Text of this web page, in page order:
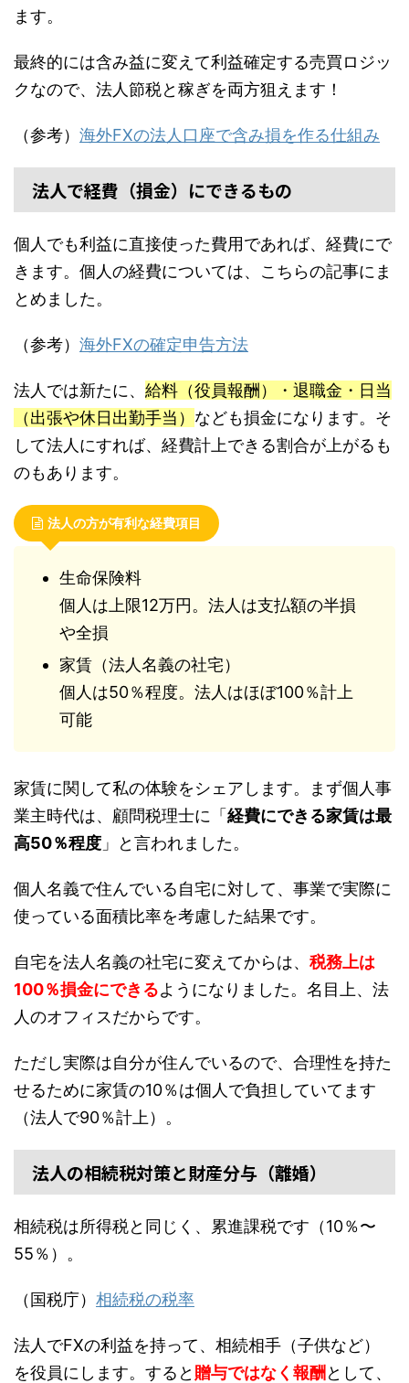
ます。
最終的には含み益に変えて利益確定する売買ロジッ
クなので、法人節税と稼ぎを両方狙えます！
（参考） 海外FXの法人口座で含み損を作る仕組み
法人で経費（損金）にできるもの
個人でも利益に直接使った費用であれば、経費にで
きます。個人の経費については、こちらの記事にま
とめました。
（参考） 海外FXの確定申告方法
法人では新たに、 給料（役員報酬）・退職金・日当
（出張や休日出勤手当） なども損金になります。そ
して法人にすれば、経費計上できる割合が上がるも
のもあります。
法人の方が有利な経費項目
生命保険料
個人は上限12万円。法人は支払額の半損
や全損
家賃（法人名義の社宅）
個人は50％程度。法人はほぼ100％計上
可能
家賃に関して私の体験をシェアします。まず個人事
業主時代は、顧問税理士に「経費にできる家賃は最
高50％程度 」と言われました。
個人名義で住んでいる自宅に対して、事業で実際に
使っている面積比率を考慮した結果です。
自宅を法人名義の社宅に変えてからは、 税務上は
100％損金にできるようになりました。名目上、法
人のオフィスだからです。
ただし実際は自分が住んでいるので、合理性を持た
せるために家賃の10％は個人で負担していてます
（法人で90％計上）。
法人の相続税対策と財産分与（離婚）
相続税は所得税と同じく、累進課税です（10％〜
55％）。
（国税庁） 相続税の税率
法人でFXの利益を持って、相続相手（子供など）
を役員にします。すると 贈与ではなく報酬 として、